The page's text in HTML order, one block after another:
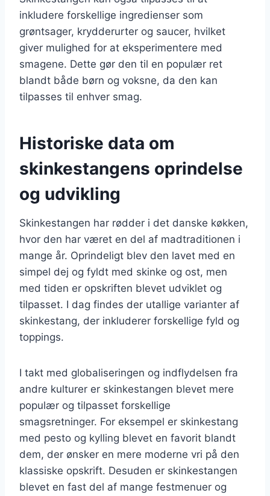
inkludere forskellige ingredienser som
grøntsager, krydderurter og saucer, hvilket
giver mulighed for at eksperimentere med
smagene. Dette gør den til en populær ret
blandt både børn og voksne, da den kan
tilpasses til enhver smag.
Historiske data om
skinkestangens oprindelse
og udvikling
Skinkestangen har rødder i det danske køkken,
hvor den har været en del af madtraditionen i
mange år. Oprindeligt blev den lavet med en
simpel dej og fyldt med skinke og ost, men
med tiden er opskriften blevet udviklet og
tilpasset. I dag findes der utallige varianter af
skinkestang, der inkluderer forskellige fyld og
toppings.
I takt med globaliseringen og indflydelsen fra
andre kulturer er skinkestangen blevet mere
populær og tilpasset forskellige
smagsretninger. For eksempel er skinkestang
med pesto og kylling blevet en favorit blandt
dem, der ønsker en mere moderne vri på den
klassiske opskrift. Desuden er skinkestangen
blevet en fast del af mange festmenuer og